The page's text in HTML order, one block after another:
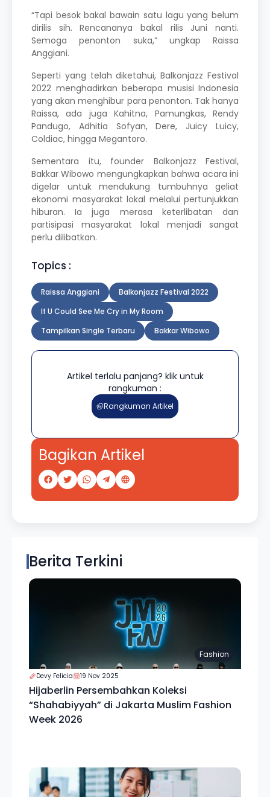
“Tapi besok bakal bawain satu lagu yang belum
dirilis sih. Rencananya bakal rilis Juni nanti.
Semoga penonton suka,” ungkap Raissa
Anggiani.
Seperti yang telah diketahui, Balkonjazz Festival
2022 menghadirkan beberapa musisi Indonesia
yang akan menghibur para penonton. Tak hanya
Raissa, ada juga Kahitna, Pamungkas, Rendy
Pandugo, Adhitia Sofyan, Dere, Juicy Luicy,
Coldiac, hingga Megantoro.
Sementara itu, founder Balkonjazz Festival,
Bakkar Wibowo mengungkapkan bahwa acara ini
digelar untuk mendukung tumbuhnya geliat
ekonomi masyarakat lokal melalui pertunjukkan
hiburan. Ia juga merasa keterlibatan dan
partisipasi masyarakat lokal menjadi sangat
perlu dilibatkan.
Topics :
Raissa Anggiani
Balkonjazz Festival 2022
If U Could See Me Cry in My Room
Tampilkan Single Terbaru
Bakkar Wibowo
Artikel terlalu panjang? klik untuk
rangkuman :
Rangkuman Artikel
Bagikan Artikel
Berita Terkini
Fashion
Devy Felicia 19 Nov 2025
Hijaberlin Persembahkan Koleksi
“Shahabiyyah” di Jakarta Muslim Fashion
Week 2026